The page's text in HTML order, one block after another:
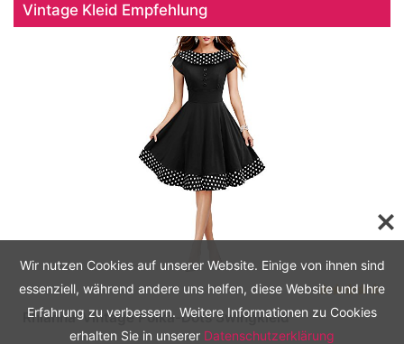
Vintage Kleid Empfehlung
Rhianna‘ Vintage Polka-Dots Swingkleid
Wir nutzen Cookies auf unserer Website. Einige von ihnen sind
essenziell, während andere uns helfen, diese Website und Ihre
Erfahrung zu verbessern. Weitere Informationen zu Cookies
erhalten Sie in unserer Datenschutzerklärung